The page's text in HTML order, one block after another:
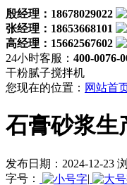
殷经理：18678029022
张经理：18653668101
高经理：15662567602
24小时客服： 400-0076-
干粉腻子搅拌机
您现在的位置： 网站首
石膏砂浆生
发布日期：2024-12-23
字号：
|